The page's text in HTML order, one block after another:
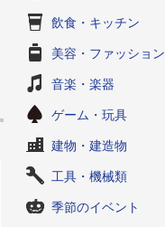
飲食・キッチン
美容・ファッション
音楽・楽器
ゲーム・玩具
建物・建造物
工具・機械類
季節のイベント